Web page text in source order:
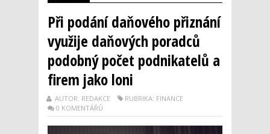
Při podání daňového přiznání
využije daňových poradců
podobný počet podnikatelů a
firem jako loni
AUTOR: REDAKCE
RUBRIKA: FINANCE
0 KOMENTÁŘŮ